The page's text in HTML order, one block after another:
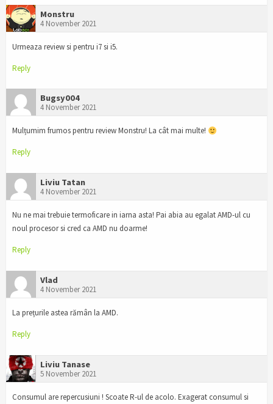
Monstru
4 November 2021
Urmeaza review si pentru i7 si i5.
Reply
Bugsy004
4 November 2021
Mulțumim frumos pentru review Monstru! La cât mai multe!
Reply
Liviu Tatan
4 November 2021
Nu ne mai trebuie termoficare in iarna asta! Pai abia au egalat AMD-ul cu
noul procesor si cred ca AMD nu doarme!
Reply
Vlad
4 November 2021
La prețurile astea rămân la AMD.
Reply
Liviu Tanase
5 November 2021
Consumul are repercusiuni ! Scoate R-ul de acolo. Exagerat consumul si